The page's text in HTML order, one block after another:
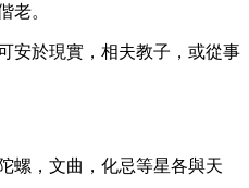
老。
安於現實，相夫教子，或從事
螺，文曲，化忌等星各與天